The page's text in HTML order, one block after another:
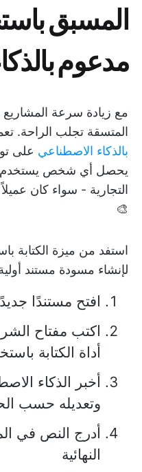
المسبق
مدعوم
مع زيادة سرعة المشاريع
المتسقة تجلب الراحة.
بالذكاء الاصطناعي على
يحصل أي شخص يستخدم
التجارية - سواء كان
🎨
استفد من ميزة الكتابة
لإنشاء مسودة مستند
افتح مستندًا جديدًا
اكتب مفتاح
أداة الكتابة
أخبر الذكاء
وتعديله حسب
أدرج النص في
النهائية